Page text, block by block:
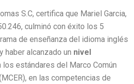
S.C, certifica que Mariel Garcia,
, culminó con éxito los 5
de enseñanza del idioma inglés
haber alcanzado un nivel
los estándares del Marco Común
en las competencias de